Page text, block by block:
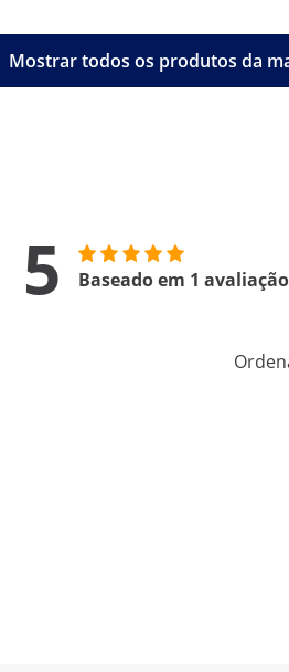
Mostrar todos os produtos da
5 Baseado em 1 avaliação